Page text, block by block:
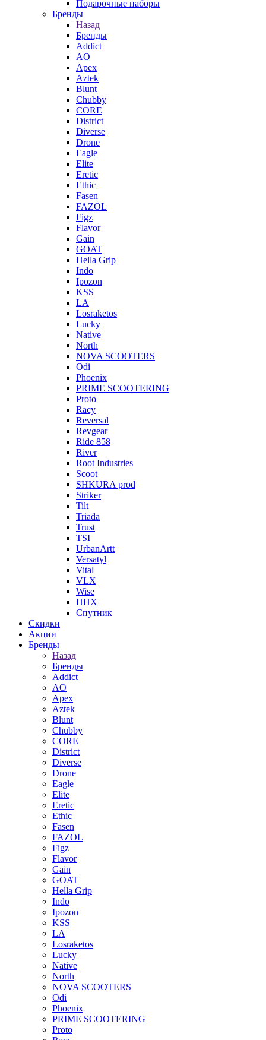
Подарочные наборы
Бренды
Назад
Бренды
Addict
AO
Apex
Aztek
Blunt
Chubby
CORE
District
Diverse
Drone
Eagle
Elite
Eretic
Ethic
Fasen
FAZOL
Figz
Flavor
Gain
GOAT
Hella Grip
Indo
Ipozon
KSS
LA
Losraketos
Lucky
Native
North
NOVA SCOOTERS
Odi
Phoenix
PRIME SCOOTERING
Proto
Racy
Reversal
Revgear
Ride 858
River
Root Industries
Scoot
SHKURA рrоd
Striker
Tilt
Triada
Trust
TSI
UrbanArtt
Versatyl
Vital
VLX
Wise
ННХ
Спутник
Скидки
Акции
Бренды
Назад
Бренды
Addict
AO
Apex
Aztek
Blunt
Chubby
CORE
District
Diverse
Drone
Eagle
Elite
Eretic
Ethic
Fasen
FAZOL
Figz
Flavor
Gain
GOAT
Hella Grip
Indo
Ipozon
KSS
LA
Losraketos
Lucky
Native
North
NOVA SCOOTERS
Odi
Phoenix
PRIME SCOOTERING
Proto